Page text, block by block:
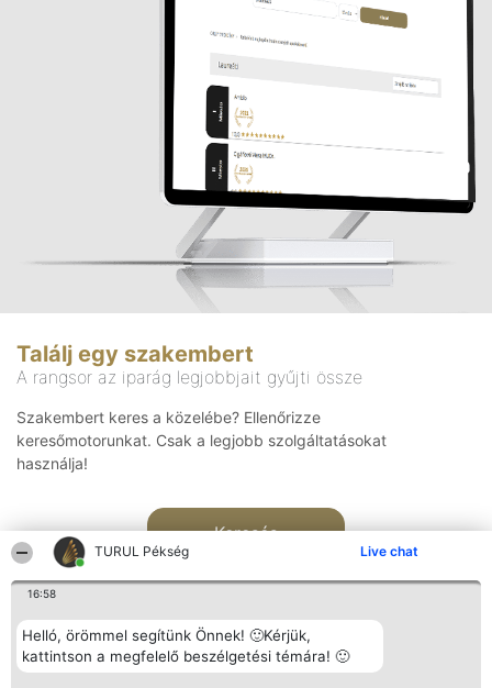
TURUL Pékség Live chat
16:58
Helló, örömmel segítünk Önnek! 🙂Kérjük,
kattintson a megfelelő beszélgetési témára! 🙂
Találj egy szakembert
A rangsor az iparág legjobbjait gyűjti össze
Szakembert keres a közelébe? Ellenőrizze
keresőmotorunkat. Csak a legjobb szolgáltatásokat
használja!
Keresés